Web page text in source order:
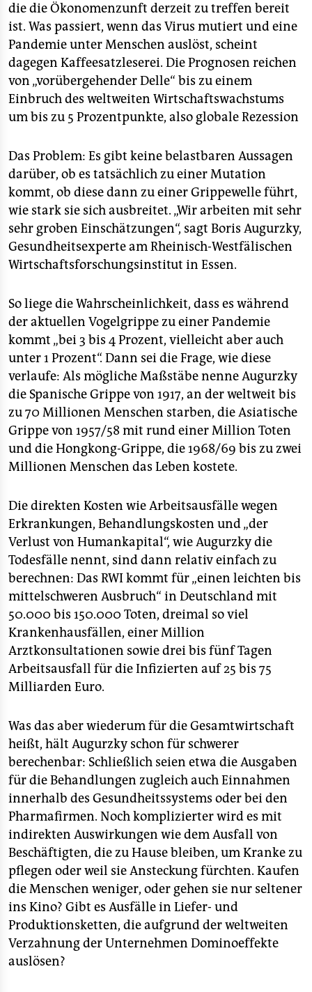
unterstützen
abo
genossenschaft
epaper login
die die Ökonomenzunft derzeit zu treffen bereit
ist. Was passiert, wenn das Virus mutiert und eine
Pandemie unter Menschen auslöst, scheint
dagegen Kaffeesatzleserei. Die Prognosen reichen
von „vorübergehender Delle“ bis zu einem
Einbruch des weltweiten Wirtschaftswachstums
um bis zu 5 Prozentpunkte, also globale Rezession
Das Problem: Es gibt keine belastbaren Aussagen
darüber, ob es tatsächlich zu einer Mutation
kommt, ob diese dann zu einer Grippewelle führt,
wie stark sie sich ausbreitet. „Wir arbeiten mit sehr
sehr groben Einschätzungen“, sagt Boris Augurzky,
Gesundheitsexperte am Rheinisch-Westfälischen
Wirtschaftsforschungsinstitut in Essen.
So liege die Wahrscheinlichkeit, dass es während
der aktuellen Vogelgrippe zu einer Pandemie
kommt „bei 3 bis 4 Prozent, vielleicht aber auch
unter 1 Prozent“. Dann sei die Frage, wie diese
verlaufe: Als mögliche Maßstäbe nenne Augurzky
die Spanische Grippe von 1917, an der weltweit bis
zu 70 Millionen Menschen starben, die Asiatische
Grippe von 1957/58 mit rund einer Million Toten
und die Hongkong-Grippe, die 1968/69 bis zu zwei
Millionen Menschen das Leben kostete.
Die direkten Kosten wie Arbeitsausfälle wegen
Erkrankungen, Behandlungskosten und „der
Verlust von Humankapital“, wie Augurzky die
Todesfälle nennt, sind dann relativ einfach zu
berechnen: Das RWI kommt für „einen leichten bis
mittelschweren Ausbruch“ in Deutschland mit
50.000 bis 150.000 Toten, dreimal so viel
Krankenhausfällen, einer Million
Arztkonsultationen sowie drei bis fünf Tagen
Arbeitsausfall für die Infizierten auf 25 bis 75
Milliarden Euro.
Was das aber wiederum für die Gesamtwirtschaft
heißt, hält Augurzky schon für schwerer
berechenbar: Schließlich seien etwa die Ausgaben
für die Behandlungen zugleich auch Einnahmen
innerhalb des Gesundheitssystems oder bei den
Pharmafirmen. Noch komplizierter wird es mit
indirekten Auswirkungen wie dem Ausfall von
Beschäftigten, die zu Hause bleiben, um Kranke zu
pflegen oder weil sie Ansteckung fürchten. Kaufen
die Menschen weniger, oder gehen sie nur seltener
ins Kino? Gibt es Ausfälle in Liefer- und
Produktionsketten, die aufgrund der weltweiten
Verzahnung der Unternehmen Dominoeffekte
auslösen?